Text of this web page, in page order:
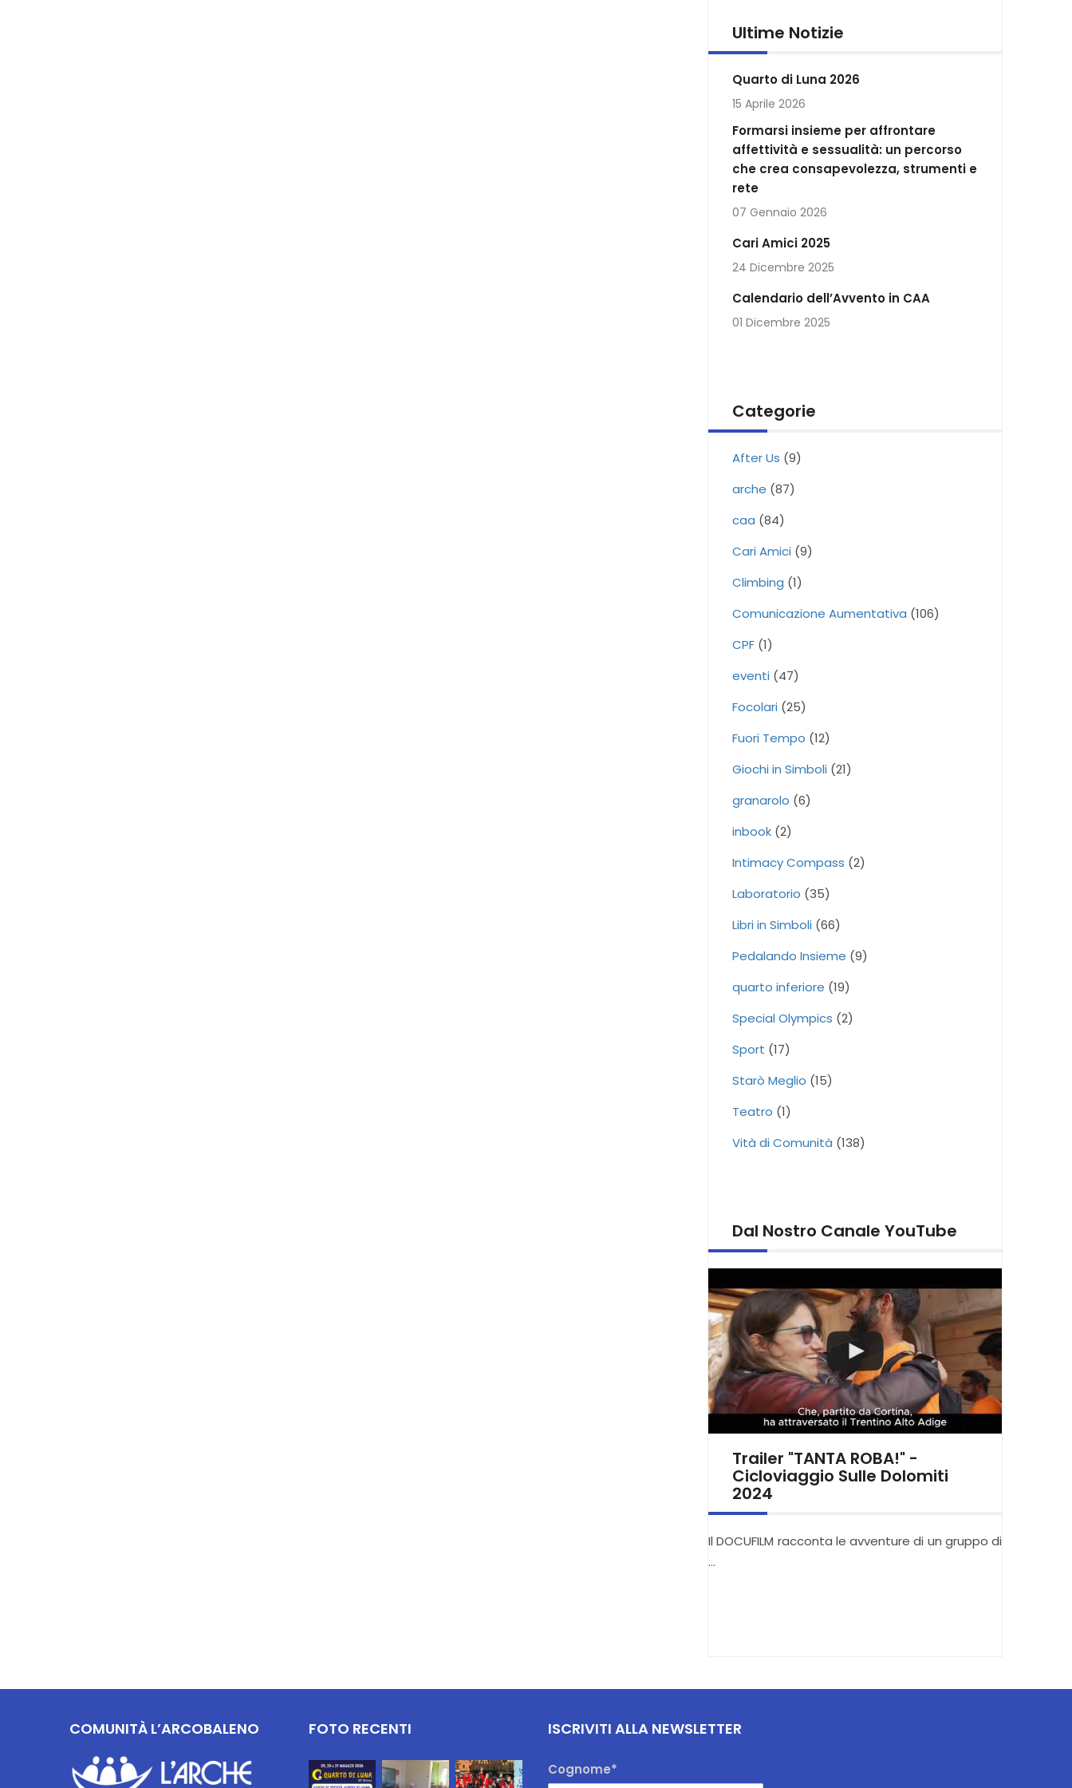
Ultime Notizie
Quarto di Luna 2026
15 Aprile 2026
Formarsi insieme per affrontare
affettività e sessualità: un percorso
che crea consapevolezza, strumenti e
rete
07 Gennaio 2026
Cari Amici 2025
24 Dicembre 2025
Calendario dell’Avvento in CAA
01 Dicembre 2025
Categorie
After Us (9)
arche (87)
caa (84)
Cari Amici (9)
Climbing (1)
Comunicazione Aumentativa (106)
CPF (1)
eventi (47)
Focolari (25)
Fuori Tempo (12)
Giochi in Simboli (21)
granarolo (6)
inbook (2)
Intimacy Compass (2)
Laboratorio (35)
Libri in Simboli (66)
Pedalando Insieme (9)
quarto inferiore (19)
Special Olympics (2)
Sport (17)
Starò Meglio (15)
Teatro (1)
Vità di Comunità (138)
Dal Nostro Canale YouTube
Trailer "TANTA ROBA!" -
Cicloviaggio Sulle Dolomiti
2024
Il DOCUFILM racconta le avventure di un gruppo di
…
COMUNITÀ L’ARCOBALENO FOTO RECENTI ISCRIVITI ALLA NEWSLETTER
Cognome*